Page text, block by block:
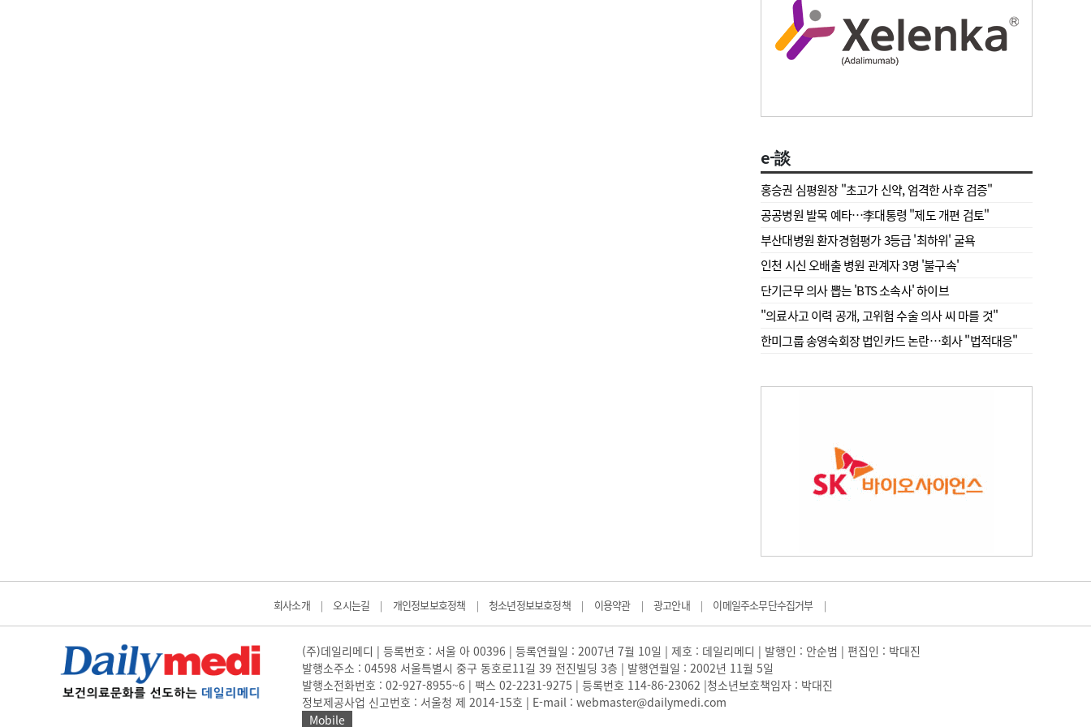
e-談
홍승권 심평원장 " 초고가 신약, 엄격한 사후 검증"
공공병원 발목 예타…李대통령 "제도 개편 검토"
부산대병원 환자경험평가 3등급 '최하위' 굴욕
인천 시신 오배출 병원 관계자 3명 '불구속'
단기근무 의사 뽑는 'BTS 소속사' 하이브
"의료사고 이력 공개, 고위험 수술 의사 씨 마를 것"
한미그룹 송영숙회장 법인카드 논란…회사 "법적대응"
회사소개 | 오시는길 | 개인정보보호정책 | 청소년정보보호정책 | 이용약관 | 광고안내 | 이메일주소무단수집거부 |
(주)데일리메디 | 등록번호 : 서울 아 00396 | 등록연월일 : 2007년 7월 10일 | 제호 : 데일리메디 | 발행인 : 안순범 | 편집인 : 박대진
발행소주소 : 04598 서울특별시 중구 동호로11길 39 전진빌딩 3층 | 발행연월일 : 2002년 11월 5일
발행소전화번호 : 02-927-8955~6 | 팩스 02-2231-9275 | 등록번호 114-86-23062 |청소년보호책임자 : 박대진
정보제공사업 신고번호 : 서울청 제 2014-15호 | E-mail : webmaster@dailymedi.com
Mobile